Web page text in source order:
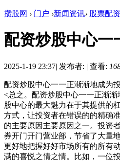
攒股网 › 门户 ›新闻资讯› 股票配
配资炒股中心一
2025-1-19 23:37| 发布者: | 查看:
配资炒股中心一一正渐渐地成为
<总之。配资炒股中心一一正渐
股中心的最大魅力在于其提供的
方式，让投资者在错误的的精确
的主要原因主要原因之一。投资
券开门开门营业部，节省了大量
更好地把握好好市场所有的所有
满的喜悦之情之情。比如，一位